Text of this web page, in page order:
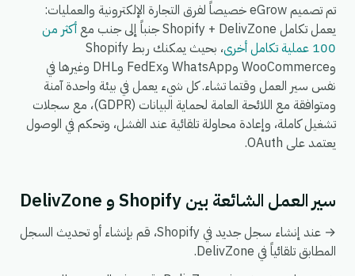
تم تصميم eGrow خصيصاً لفرق التجارة الإلكترونية والعمليات:
يعمل تكامل Shopify + DelivZone جنباً إلى جنب مع
أكثر من
100 عملية تكامل أخرى
، بحيث يمكنك ربط Shopify
وWooCommerce وWhatsApp وFedEx وDHL وغيرها في
نفس سير العمل وقتما تشاء. كل شيء يعمل في بيئة واحدة آمنة
ومتوافقة مع اللائحة العامة لحماية البيانات (GDPR)، مع سجلات
تشغيل كاملة، وإعادة محاولة تلقائية عند الفشل، وتحكم في الوصول
يعتمد على OAuth.
سير العمل الشائعة بين Shopify و DelivZone
→ عند إنشاء سجل جديد في Shopify، قم بإنشاء أو تحديث السجل
المطابق تلقائياً في DelivZone.